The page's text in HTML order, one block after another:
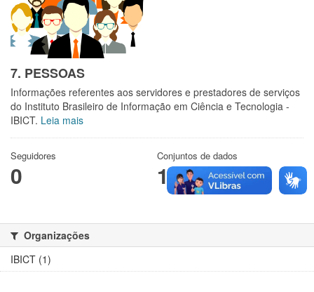
7. PESSOAS
Informações referentes aos servidores e prestadores de serviços
do Instituto Brasileiro de Informação em Ciência e Tecnologia -
IBICT. Leia mais
Seguidores
0
Conjuntos de dados
1
Organizações
IBICT (1)